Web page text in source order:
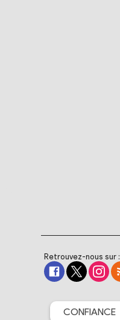
Retrouvez-nous sur :
CONFIANCE